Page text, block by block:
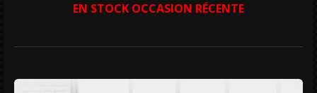
EN STOCK OCCASION RÉCENTE